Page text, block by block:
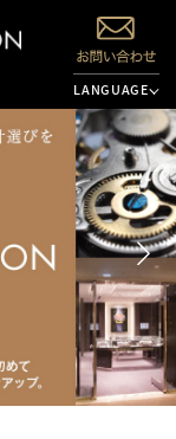
LANGUAGE